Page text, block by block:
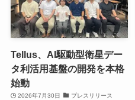
Tellus、AI駆動型衛星デー
タ利活用基盤の開発を本格
始動
2026年7月30日 プレスリリース